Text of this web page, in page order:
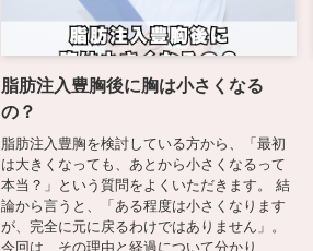
脂肪注入豊胸後に胸は小さくなる
の？
脂肪注入豊胸を検討している方から、「最初
は大きくなっても、あとから小さくなるって
本当？」という質問をよくいただきます。 結
論から言うと、「ある程度は小さくなります
が、完全に元に戻るわけではありません」。
今回は、その理由と経過について分かり...